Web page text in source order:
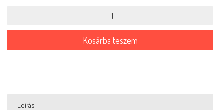
-27
Kosárba teszem
Leírás